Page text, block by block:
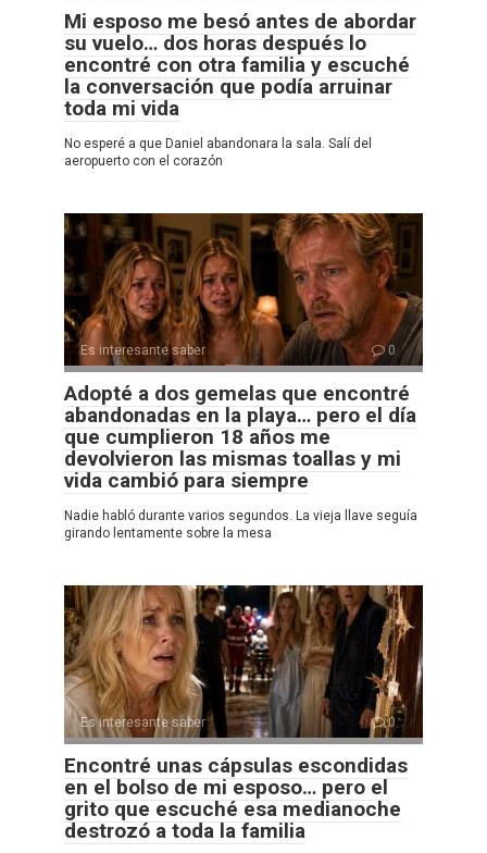
Mi esposo me besó antes de abordar
su vuelo… dos horas después lo
encontré con otra familia y escuché
la conversación que podía arruinar
toda mi vida
No esperé a que Daniel abandonara la sala. Salí del
aeropuerto con el corazón
Es interesante saber 0
Adopté a dos gemelas que encontré
abandonadas en la playa… pero el día
que cumplieron 18 años me
devolvieron las mismas toallas y mi
vida cambió para siempre
Nadie habló durante varios segundos. La vieja llave seguía
girando lentamente sobre la mesa
Es interesante saber 0
Encontré unas cápsulas escondidas
en el bolso de mi esposo… pero el
grito que escuché esa medianoche
destrozó a toda la familia